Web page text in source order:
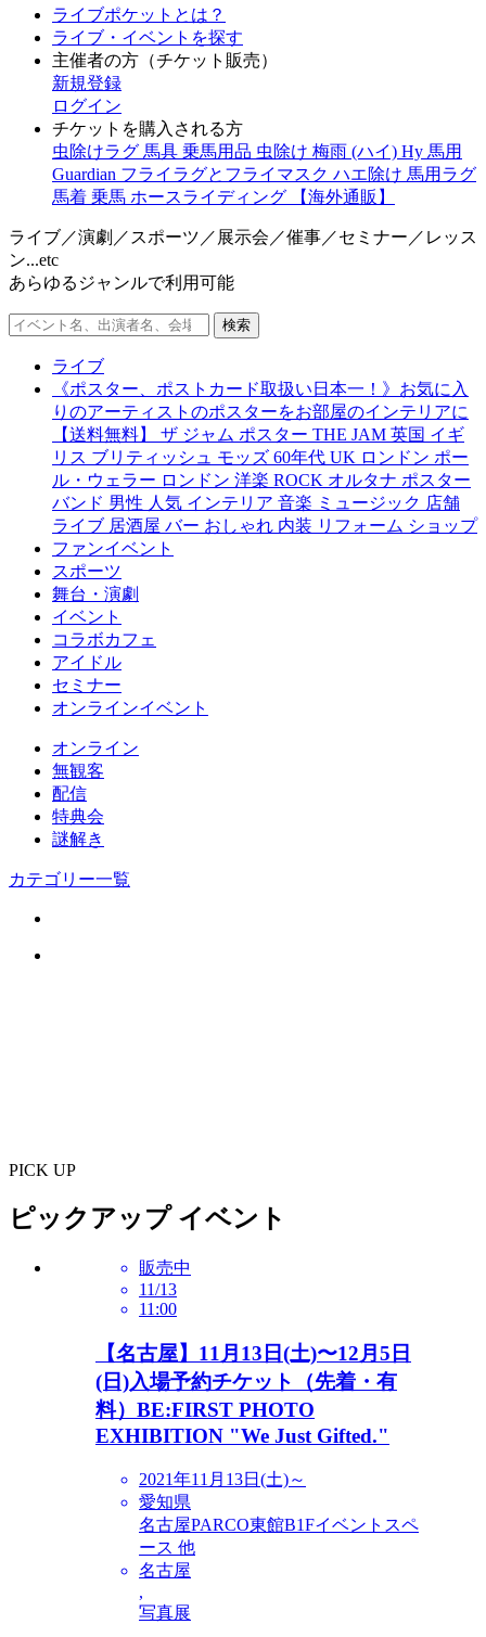
ライブポケットとは？
ライブ・イベントを探す
主催者の方（チケット販売）
新規登録
ログイン
チケットを購入される方
虫除けラグ 馬具 乗馬用品 虫除け 梅雨 (ハイ) Hy 馬用
Guardian フライラグとフライマスク ハエ除け 馬用ラグ
馬着 乗馬 ホースライディング 【海外通販】
ライブ／演劇／スポーツ／展示会／催事／セミナー／レッス
ン...etc
あらゆるジャンルで利用可能
ライブ
《ポスター、ポストカード取扱い日本一！》お気に入
りのアーティストのポスターをお部屋のインテリアに
【送料無料】 ザ ジャム ポスター THE JAM 英国 イギ
リス ブリティッシュ モッズ 60年代 UK ロンドン ポー
ル・ウェラー ロンドン 洋楽 ROCK オルタナ ポスター
バンド 男性 人気 インテリア 音楽 ミュージック 店舗
ライブ 居酒屋 バー おしゃれ 内装 リフォーム ショップ
ファンイベント
スポーツ
舞台・演劇
イベント
コラボカフェ
アイドル
セミナー
オンラインイベント
オンライン
無観客
配信
特典会
謎解き
カテゴリー一覧
PICK UP
ピックアップ イベント
販売中
11/13
11:00
【名古屋】11月13日(土)〜12月5日
(日)入場予約チケット（先着・有
料）BE:FIRST PHOTO
EXHIBITION "We Just Gifted."
2021年11月13日(土)～
愛知県
名古屋PARCO東館B1Fイベントスペ
ース 他
名古屋
,
写真展